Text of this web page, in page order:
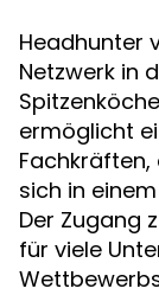
Headhunter
Netzwerk in
ermöglicht
sich in
Der Zugang
für viele